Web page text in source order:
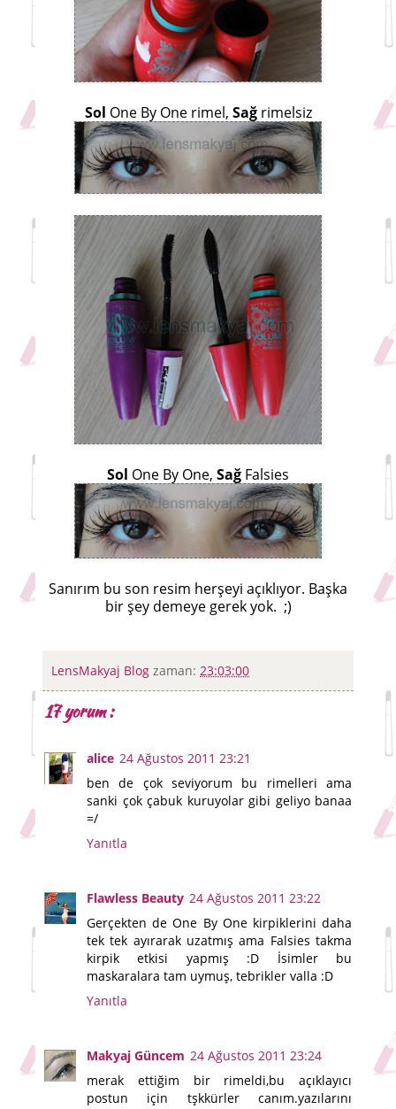
Sol One By One rimel, Sağrimelsiz
Sol One By One, Sağ Falsies
Sanırım bu son resim herşeyi açıklıyor. Başka
bir şey demeye gerek yok. ;)
LensMakyaj Blog zaman: 23:03:00
17 yorum :
alice 24 Ağustos 2011 23:21
ben de çok seviyorum bu rimelleri ama
sanki çok çabuk kuruyolar gibi geliyo banaa
=/
Yanıtla
Flawless Beauty 24 Ağustos 2011 23:22
Gerçekten de One By One kirpiklerini daha
tek tek ayırarak uzatmış ama Falsies takma
kirpik etkisi yapmış :D İsimler bu
maskaralara tam uymuş, tebrikler valla :D
Yanıtla
Makyaj Güncem 24 Ağustos 2011 23:24
merak ettiğim bir rimeldi,bu açıklayıcı
postun için tşkkürler canım.yazılarını